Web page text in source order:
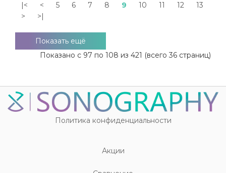
|< < 5 6 7 8 9 10 11 12
13
>
>|
Показать ещё
Показано с 97 по 108 из 421 (всего 36 страниц)
Политика конфиденциальности
Акции